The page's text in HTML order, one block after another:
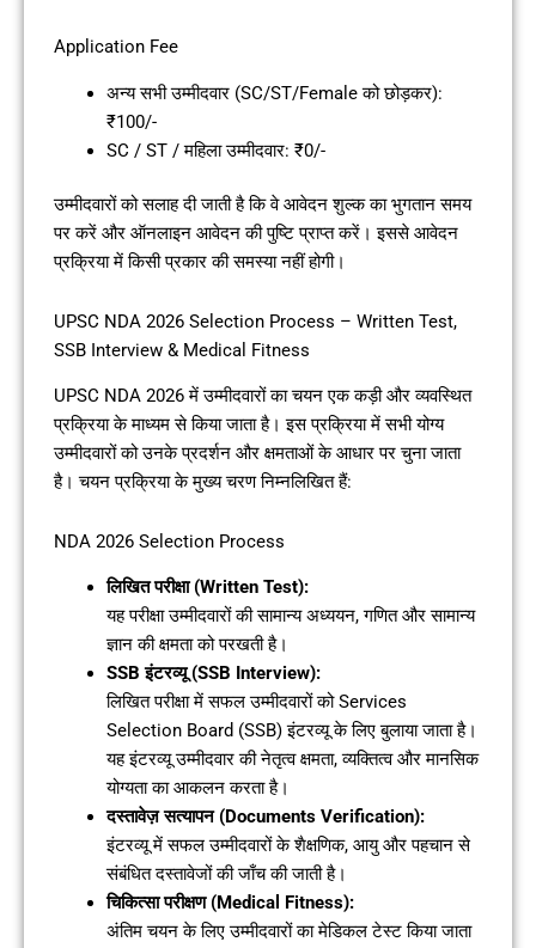
Application Fee
अन्य सभी उम्मीदवार (SC/ST/Female को छोड़कर):
₹100/-
SC / ST / महिला उम्मीदवार: ₹0/-
उम्मीदवारों को सलाह दी जाती है कि वे आवेदन शुल्क का भुगतान समय
पर करें और ऑनलाइन आवेदन की पुष्टि प्राप्त करें। इससे आवेदन
प्रक्रिया में किसी प्रकार की समस्या नहीं होगी।
UPSC NDA 2026 Selection Process – Written Test,
SSB Interview & Medical Fitness
UPSC NDA 2026 में उम्मीदवारों का चयन एक कड़ी और व्यवस्थित
प्रक्रिया के माध्यम से किया जाता है। इस प्रक्रिया में सभी योग्य
उम्मीदवारों को उनके प्रदर्शन और क्षमताओं के आधार पर चुना जाता
है। चयन प्रक्रिया के मुख्य चरण निम्नलिखित हैं:
NDA 2026 Selection Process
लिखित परीक्षा (Written Test):
यह परीक्षा उम्मीदवारों की सामान्य अध्ययन, गणित और सामान्य
ज्ञान की क्षमता को परखती है।
SSB इंटरव्यू (SSB Interview):
लिखित परीक्षा में सफल उम्मीदवारों को Services
Selection Board (SSB) इंटरव्यू के लिए बुलाया जाता है।
यह इंटरव्यू उम्मीदवार की नेतृत्व क्षमता, व्यक्तित्व और मानसिक
योग्यता का आकलन करता है।
दस्तावेज़ सत्यापन (Documents Verification):
इंटरव्यू में सफल उम्मीदवारों के शैक्षणिक, आयु और पहचान से
संबंधित दस्तावेजों की जाँच की जाती है।
चिकित्सा परीक्षण (Medical Fitness):
अंतिम चयन के लिए उम्मीदवारों का मेडिकल टेस्ट किया जाता